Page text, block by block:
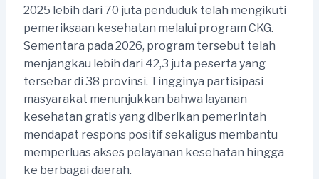
2025 lebih dari 70 juta penduduk telah mengikuti
pemeriksaan kesehatan melalui program CKG.
Sementara pada 2026, program tersebut telah
menjangkau lebih dari 42,3 juta peserta yang
tersebar di 38 provinsi. Tingginya partisipasi
masyarakat menunjukkan bahwa layanan
kesehatan gratis yang diberikan pemerintah
mendapat respons positif sekaligus membantu
memperluas akses pelayanan kesehatan hingga
ke berbagai daerah.